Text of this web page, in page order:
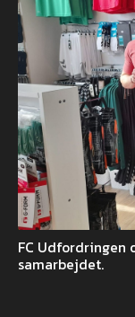
FC Udfordringen
samarbejdet.